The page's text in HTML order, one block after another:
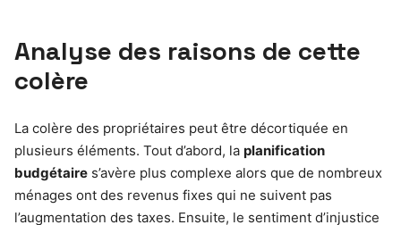
Analyse des raisons de cette
colère
La colère des propriétaires peut être décortiquée en
plusieurs éléments. Tout d’abord, la planification
budgétaire s’avère plus complexe alors que de nombreux
ménages ont des revenus fixes qui ne suivent pas
l’augmentation des taxes. Ensuite, le sentiment d’injustice